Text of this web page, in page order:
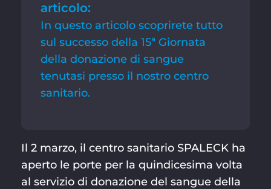
articolo:
In questo articolo scoprirete tutto
sul successo della 15ª Giornata
della donazione di sangue
tenutasi presso il nostro centro
sanitario.
Il 2 marzo, il centro sanitario SPALECK ha
aperto le porte per la quindicesima volta
al servizio di donazione del sangue della